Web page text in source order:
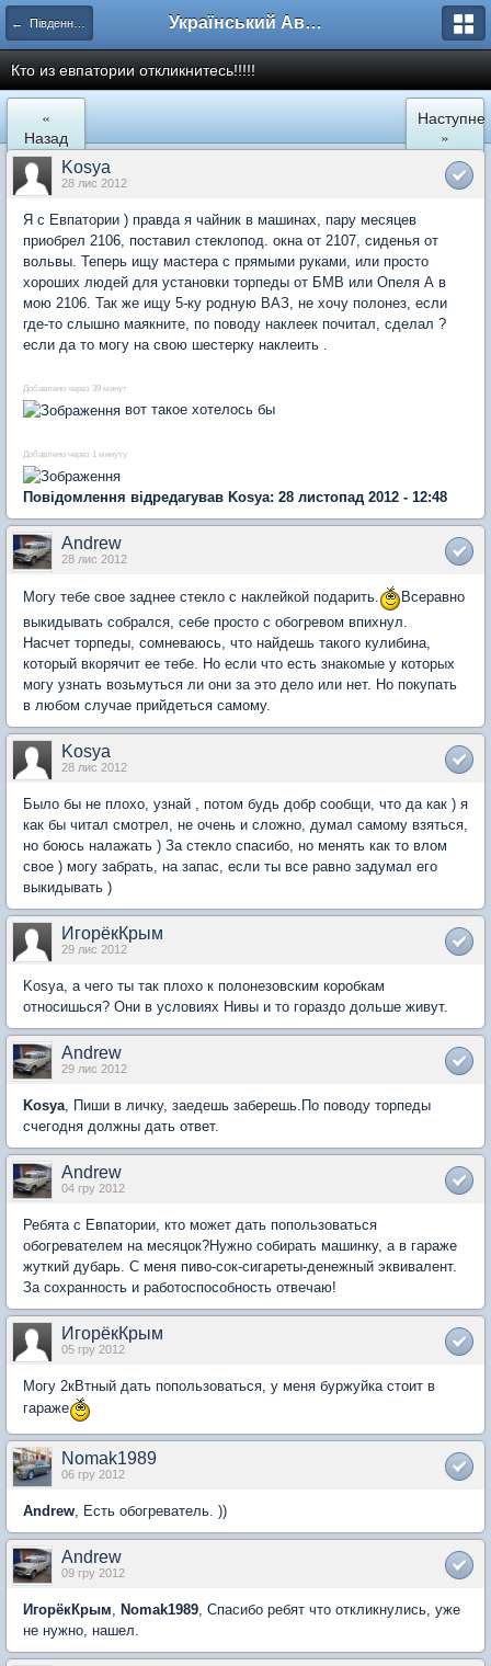
← Південний регіон Український Автоклуб ВАЗ
Кто из евпатории откликнитесь!!!!!
«
Назад
Наступне
»
Kosya
28 лис 2012
Я с Евпатории ) правда я чайник в машинах, пару месяцев
приобрел 2106, поставил стеклопод. окна от 2107, сиденья от
вольвы. Теперь ищу мастера с прямыми руками, или просто
хороших людей для установки торпеды от БМВ или Опеля А в
мою 2106. Так же ищу 5-ку родную ВАЗ, не хочу полонез, если
где-то слышно маякните, по поводу наклеек почитал, сделал ?
если да то могу на свою шестерку наклеить .
Добавлено через 39 минут
вот такое хотелось бы
Добавлено через 1 минуту
Повідомлення відредагував Kosya: 28 листопад 2012 - 12:48
Andrew
28 лис 2012
Могу тебе свое заднее стекло с наклейкой подарить.
Всеравно
выкидывать собрался, себе просто с обогревом впихнул.
Насчет торпеды, сомневаюсь, что найдешь такого кулибина,
который вкорячит ее тебе. Но если что есть знакомые у которых
могу узнать возьмуться ли они за это дело или нет. Но покупать
в любом случае прийдеться самому.
Kosya
28 лис 2012
Было бы не плохо, узнай , потом будь добр сообщи, что да как ) я
как бы читал смотрел, не очень и сложно, думал самому взяться,
но боюсь налажать ) За стекло спасибо, но менять как то влом
свое ) могу забрать, на запас, если ты все равно задумал его
выкидывать )
ИгорёкКрым
29 лис 2012
Kosya, а чего ты так плохо к полонезовским коробкам
относишься? Они в условиях Нивы и то гораздо дольше живут.
Andrew
29 лис 2012
Kosya, Пиши в личку, заедешь заберешь.По поводу торпеды
счегодня должны дать ответ.
Andrew
04 гру 2012
Ребята с Евпатории, кто может дать попользоваться
обогревателем на месяцок?Нужно собирать машинку, а в гараже
жуткий дубарь. С меня пиво-сок-сигареты-денежный эквивалент.
За сохранность и работоспособность отвечаю!
ИгорёкКрым
05 гру 2012
Могу 2кВтный дать попользоваться, у меня буржуйка стоит в
гараже
Nomak1989
06 гру 2012
Andrew, Есть обогреватель. ))
Andrew
09 гру 2012
ИгорёкКрым, Nomak1989, Спасибо ребят что откликнулись, уже
не нужно, нашел.